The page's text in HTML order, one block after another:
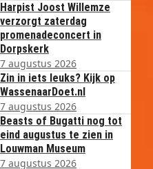
Harpist Joost Willemze
verzorgt zaterdag
promenadeconcert in
Dorpskerk
7 augustus 2026
Zin in iets leuks? Kijk op
WassenaarDoet.nl
7 augustus 2026
Beasts of Bugatti nog tot
eind augustus te zien in
Louwman Museum
7 augustus 2026